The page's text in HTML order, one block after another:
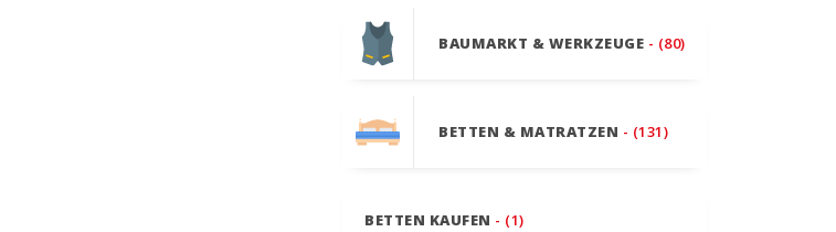
BAUMARKT & WERKZEUGE - (80)
BETTEN & MATRATZEN - (131)
BETTEN KAUFEN - (1)